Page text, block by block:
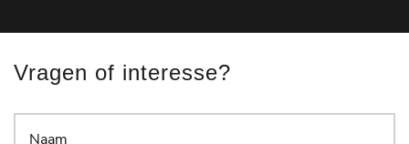
Vragen of interesse?